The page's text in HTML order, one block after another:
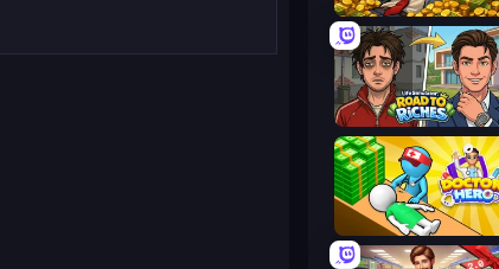
Idle Billionaire Tycoon
Life Simulator: Road to Riches
Doctor Hero